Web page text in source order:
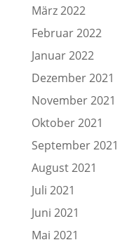
März 2022
Februar 2022
Januar 2022
Dezember 2021
November 2021
Oktober 2021
September 2021
August 2021
Juli 2021
Juni 2021
Mai 2021